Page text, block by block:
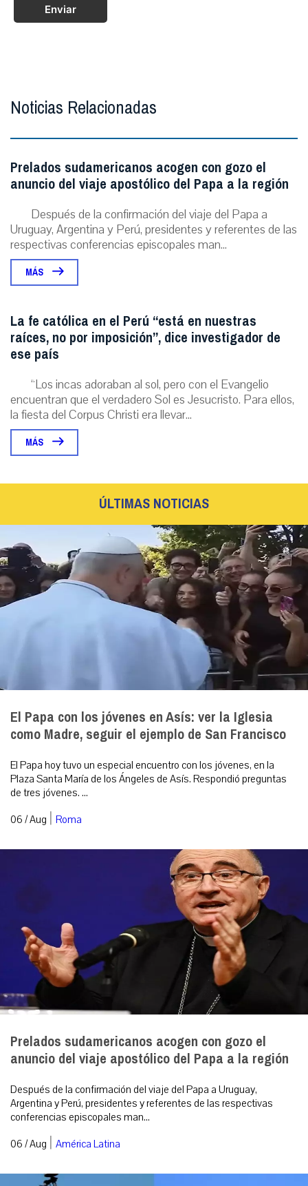
Enviar
Noticias Relacionadas
Prelados sudamericanos acogen con gozo el
anuncio del viaje apostólico del Papa a la región
Después de la confirmación del viaje del Papa a
Uruguay, Argentina y Perú, presidentes y referentes de las
respectivas conferencias episcopales man...
MÁS
La fe católica en el Perú “está en nuestras
raíces, no por imposición”, dice investigador de
ese país
“Los incas adoraban al sol, pero con el Evangelio
encuentran que el verdadero Sol es Jesucristo. Para ellos,
la fiesta del Corpus Christi era llevar...
MÁS
ÚLTIMAS NOTICIAS
El Papa con los jóvenes en Asís: ver la Iglesia
como Madre, seguir el ejemplo de San Francisco
El Papa hoy tuvo un especial encuentro con los jóvenes, en la
Plaza Santa María de los Ángeles de Asís. Respondió preguntas
de tres jóvenes. ...
06 / Aug | Roma
Prelados sudamericanos acogen con gozo el
anuncio del viaje apostólico del Papa a la región
Después de la confirmación del viaje del Papa a Uruguay,
Argentina y Perú, presidentes y referentes de las respectivas
conferencias episcopales man...
06 / Aug | América Latina